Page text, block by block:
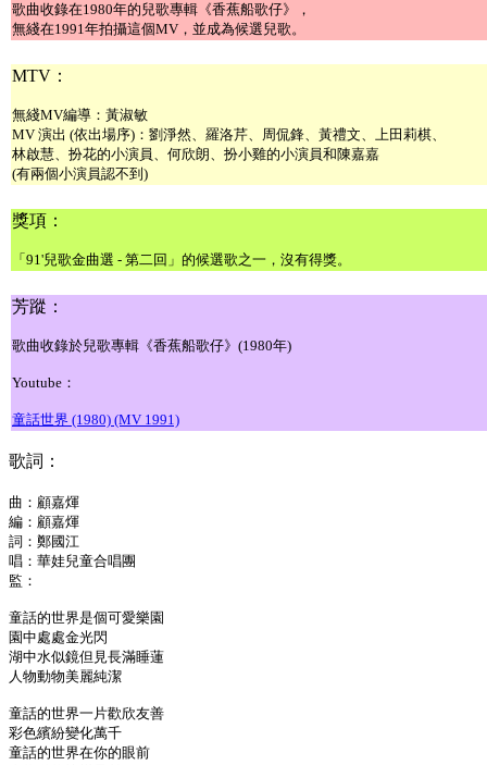
歌曲收錄在1980年的兒歌專輯《香蕉船歌仔》，
無綫在1991年拍攝這個MV，並成為候選兒歌。
MTV：
無綫MV編導：黃淑敏
MV 演出 (依出場序)：劉淨然、羅洛芹、周侃鋒、黃禮文、上田莉棋、
林啟慧、扮花的小演員、何欣朗、扮小雞的小演員和陳嘉嘉
(有兩個小演員認不到)
獎項：
「91'兒歌金曲選 - 第二回」的候選歌之一，沒有得獎。
芳蹤：
歌曲收錄於兒歌專輯《香蕉船歌仔》(1980年)
Youtube：
童話世界 (1980) (MV 1991)
歌詞：
曲：顧嘉煇
編：顧嘉煇
詞：鄭國江
唱：華娃兒童合唱團
監：
童話的世界是個可愛樂園
園中處處金光閃
湖中水似鏡但見長滿睡蓮
人物動物美麗純潔
童話的世界一片歡欣友善
彩色繽紛變化萬千
童話的世界在你的眼前